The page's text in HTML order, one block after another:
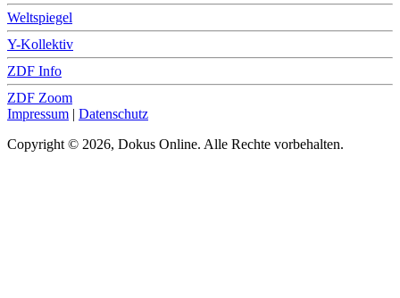
Weltspiegel
Y-Kollektiv
ZDF Info
ZDF Zoom
Impressum | Datenschutz
Copyright © 2026, Dokus Online. Alle Rechte vorbehalten.